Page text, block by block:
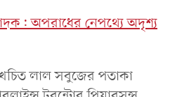
অপরাধের নেপথ্যে অদৃশ্য
লাল সবুজের পতাকা